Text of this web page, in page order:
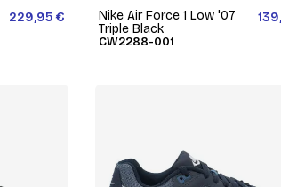
229,95 €
Nike Air Force 1 Low '07
Triple Black
CW2288-001